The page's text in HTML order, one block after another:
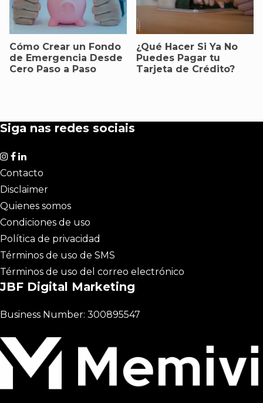
Cómo Crear un Fondo
de Emergencia Desde
Cero Paso a Paso
¿Qué Hacer Si Ya No
Puedes Pagar tu
Tarjeta de Crédito?
Siga nas redes sociais
Contacto
Disclaimer
Quienes somos
Condiciones de uso
Política de privacidad
Términos de uso de SMS
Términos de uso del correo electrónico
JBF Digital Marketing
Business Number: 300895547